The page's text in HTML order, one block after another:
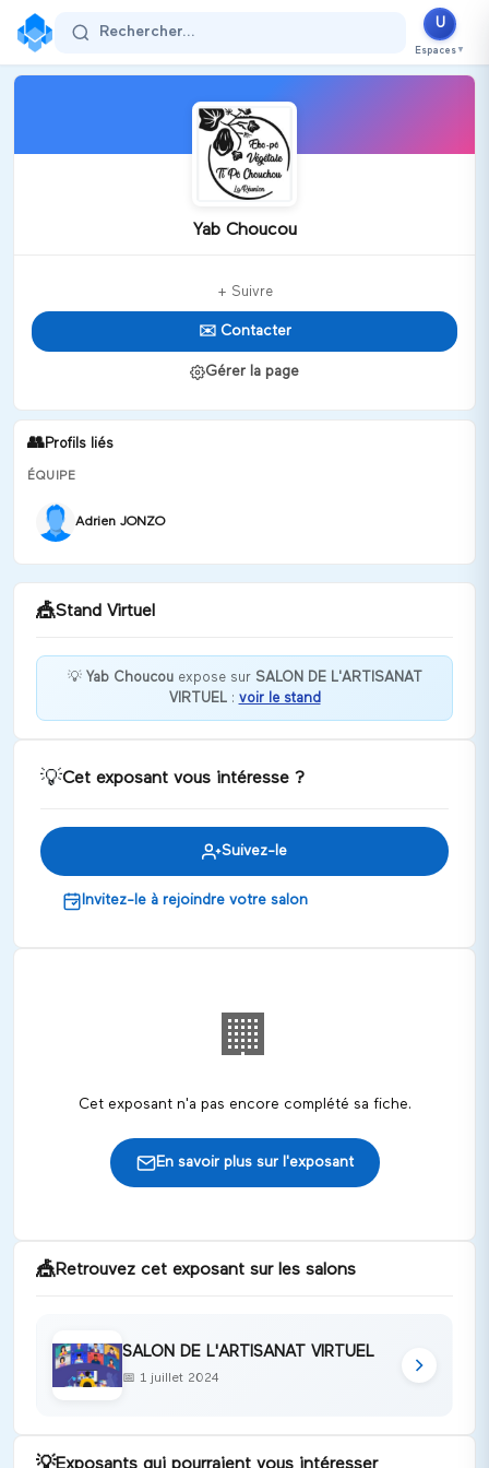
Rechercher...
U
Espaces ▼
Yab Choucou
+ Suivre
✉️ Contacter
Gérer la page
👥Profils liés
ÉQUIPE
Adrien JONZO
🎪Stand Virtuel
Bienvenue chez Yab Choucou !
💡 Yab Choucouexpose sur SALON DE L'ARTISANAT
VIRTUEL: voir le stand
💡Cet exposant vous intéresse ?
Suivez-le
Invitez-le à rejoindre votre salon
🏢
Cet exposant n'a pas encore complété sa fiche.
En savoir plus sur l'exposant
🎪Retrouvez cet exposant sur les salons
SALON DE L'ARTISANAT VIRTUEL
📅 1 juillet 2024